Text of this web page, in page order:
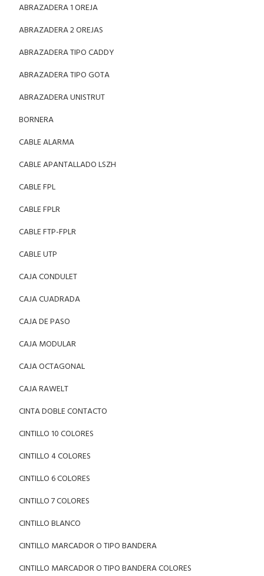
ABRAZADERA 1 OREJA
ABRAZADERA 2 OREJAS
ABRAZADERA TIPO CADDY
ABRAZADERA TIPO GOTA
ABRAZADERA UNISTRUT
BORNERA
CABLE ALARMA
CABLE APANTALLADO LSZH
CABLE FPL
CABLE FPLR
CABLE FTP-FPLR
CABLE UTP
CAJA CONDULET
CAJA CUADRADA
CAJA DE PASO
CAJA MODULAR
CAJA OCTAGONAL
CAJA RAWELT
CINTA DOBLE CONTACTO
CINTILLO 10 COLORES
CINTILLO 4 COLORES
CINTILLO 6 COLORES
CINTILLO 7 COLORES
CINTILLO BLANCO
CINTILLO MARCADOR O TIPO BANDERA
CINTILLO MARCADOR O TIPO BANDERA COLORES